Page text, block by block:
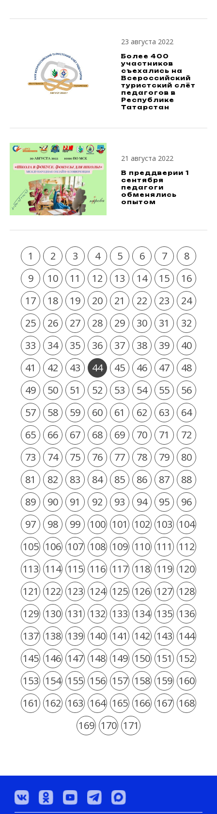
23 августа 2022
Более 400
участников
съехались на
Всероссийский
туристский слёт
педагогов в
Республике
Татарстан
21 августа 2022
В преддверии 1
сентября
педагоги
обменялись
опытом
1 2 3 4 5 6 7
8
9
10 11 12 13 14 15
16
17
18 19 20 21 22 23
24
25
26 27 28 29 30 31
32
33
34 35 36 37 38 39
40
41
42 43 44 45 46 47
48
49
50 51 52 53 54 55
56
57
58 59 60 61 62 63
64
65
66 67 68 69 70 71
72
73
74 75 76 77 78 79
80
81
82 83 84 85 86 87
88
89
90 91 92 93 94 95
96
97
98 99 100 101 102 103 104
105 106 107 108 109 110 111 112
113 114 115 116 117 118 119 120
121 122 123 124 125 126 127 128
129 130 131 132 133 134 135 136
137 138 139 140 141 142 143 144
145 146 147 148 149 150 151 152
153 154 155 156 157 158 159 160
161 162 163 164 165 166 167 168
169 170 171